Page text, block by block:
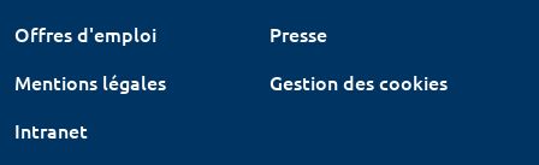
Offres d'emploi
Presse
Mentions légales
Gestion des cookies
Intranet